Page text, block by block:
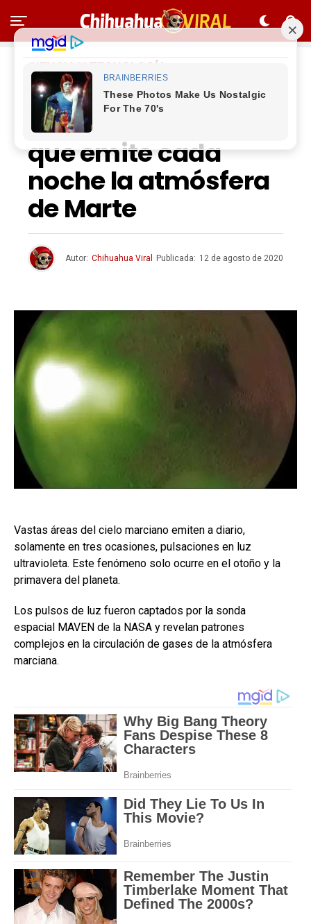
CIENCIA Y TECNOLOGÍA
Qué son las 3
pulsaciones de luz
que emite cada
noche la atmósfera
de Marte
Autor: Chihuahua Viral Publicada: 12 de agosto de 2020
Vastas áreas del cielo marciano emiten a diario,
solamente en tres ocasiones, pulsaciones en luz
ultravioleta. Este fenómeno solo ocurre en el otoño y la
primavera del planeta.
Los pulsos de luz fueron captados por la sonda
espacial MAVEN de la NASA y revelan patrones
complejos en la circulación de gases de la atmósfera
marciana.